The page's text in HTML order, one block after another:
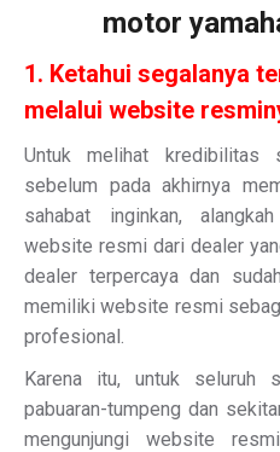
motor
1. Ketahui segalanya
melalui website
Untuk melihat kredibilitas
sebelum pada akhirnya
sahabat inginkan,
website resmi dari dealer
dealer terpercaya dan
memiliki website resmi
profesional.
Karena itu, untuk seluruh
pabuaran-tumpeng dan
mengunjungi website